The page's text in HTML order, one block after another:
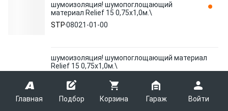
Главная Подбор Корзина Гараж Войти
шумоизоляция! шумопоглощающий
материал Relief 15 0,75х1,0м.\
STP08021-01-00
шумоизоляция! шумопоглощающий материал
Relief 15 0,75х1,0м.\
Наличие
9 шт.
Отгрузка
завтра в 15:00